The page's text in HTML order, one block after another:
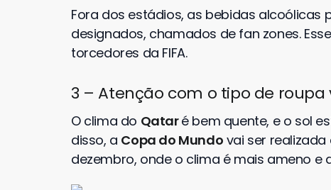
Fora dos estádios, as bebidas
designados, chamados de fan zones.
torcedores da FIFA.
3 – Atenção com o tipo de roupa
O clima do Qataré bem quente, e o sol
disso, a Copa do Mundo vai ser
dezembro, onde o clima é mais ameno